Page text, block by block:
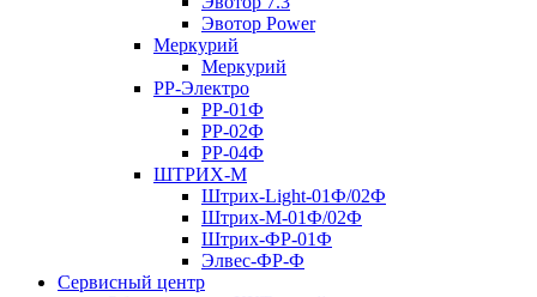
Эвотор Power
Меркурий
Меркурий
РР-Электро
РР-01Ф
РР-02Ф
РР-04Ф
ШТРИХ-М
Штрих-Light-01Ф/02Ф
Штрих-М-01Ф/02Ф
Штрих-ФР-01Ф
Элвес-ФР-Ф
Сервисный центр